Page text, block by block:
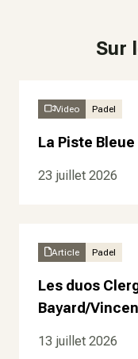
Sur
Video Padel
La Piste Bleue
23 juillet 2026
Article Padel
Les duos
Bayard/
13 juillet 2026